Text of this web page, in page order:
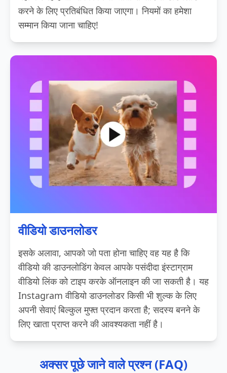
करने के लिए प्रतिबंधित किया जाएगा। नियमों का हमेशा
सम्मान किया जाना चाहिए!
वीडियो डाउनलोडर
इसके अलावा, आपको जो पता होना चाहिए वह यह है कि
वीडियो की डाउनलोडिंग केवल आपके पसंदीदा इंस्टाग्राम
वीडियो लिंक को टाइप करके ऑनलाइन की जा सकती है। यह
Instagram वीडियो डाउनलोडर किसी भी शुल्क के लिए
अपनी सेवाएं बिल्कुल मुफ्त प्रदान करता है; सदस्य बनने के
लिए खाता प्राप्त करने की आवश्यकता नहीं है।
अक्सर पूछे जाने वाले प्रश्न (FAQ)